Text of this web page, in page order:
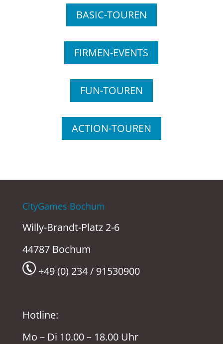
BASIC-TOUREN
FIRMEN-EVENTS
FUN-TOUREN
ACTION-TOUREN
CityGames Bochum
Willy-Brandt-Platz 2-6
44787 Bochum
+49 (0) 234 / 91530900
Hotline:
Mo – Di 10.00 – 18.00 Uhr